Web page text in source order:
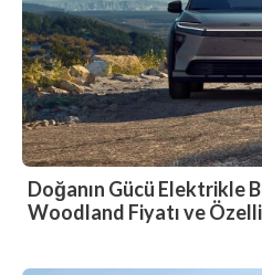
Doğanın Gücü Elektrikle
Woodland Fiyatı ve